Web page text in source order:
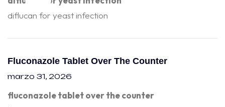
diflucan for yeast infection
Fluconazole Tablet Over The Counter
marzo 31, 2026
fluconazole tablet over the counter